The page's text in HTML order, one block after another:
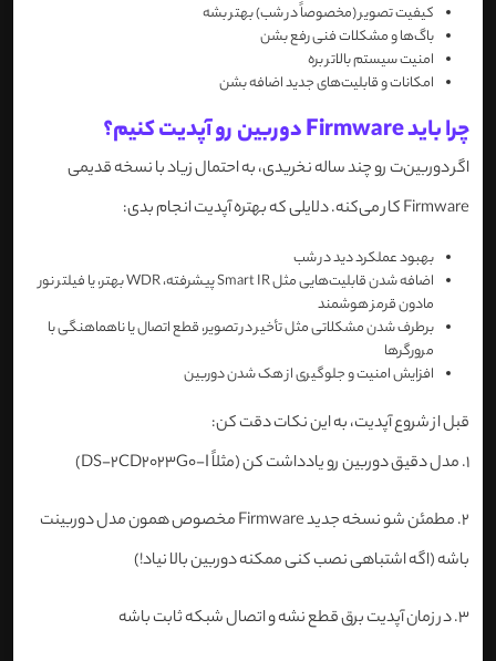
کیفیت تصویر (مخصوصاً در شب) بهتر بشه
باگ‌ها و مشکلات فنی رفع بشن
امنیت سیستم بالاتر بره
امکانات و قابلیت‌های جدید اضافه بشن
چرا باید Firmware دوربین رو آپدیت کنیم؟
اگر دوربین‌ت رو چند ساله نخریدی، به احتمال زیاد با نسخه قدیمی
Firmware کار می‌کنه. دلایلی که بهتره آپدیت انجام بدی:
بهبود عملکرد دید در شب
اضافه شدن قابلیت‌هایی مثل Smart IR پیشرفته، WDR بهتر، یا فیلتر نور
مادون قرمز هوشمند
برطرف شدن مشکلاتی مثل تأخیر در تصویر، قطع اتصال یا ناهماهنگی با
مرورگرها
افزایش امنیت و جلوگیری از هک شدن دوربین
قبل از شروع آپدیت، به این نکات دقت کن:
1. مدل دقیق دوربین رو یادداشت کن (مثلاً DS-2CD2023G0-I)
2. مطمئن شو نسخه جدید Firmware مخصوص همون مدل دوربینت
باشه (اگه اشتباهی نصب کنی ممکنه دوربین بالا نیاد!)
3. در زمان آپدیت برق قطع نشه و اتصال شبکه ثابت باشه